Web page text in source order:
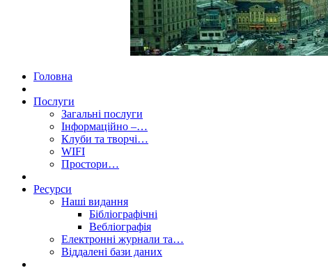
Головна
Послуги
Загальні послуги
Інформаційно –…
Клуби та творчі…
WIFI
Простори…
Ресурси
Наші видання
Бібліографічні
Вебліографія
Електронні журнали та…
Віддалені бази даних